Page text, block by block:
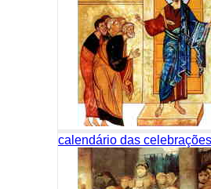
calendário das